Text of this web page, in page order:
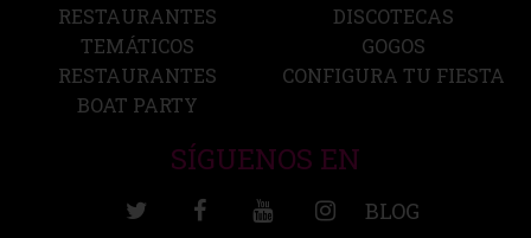
RESTAURANTES
TEMÁTICOS
RESTAURANTES
BOAT PARTY
DISCOTECAS
GOGOS
CONFIGURA TU FIESTA
SÍGUENOS EN
BLOG